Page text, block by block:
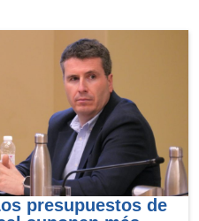
presupuestos de